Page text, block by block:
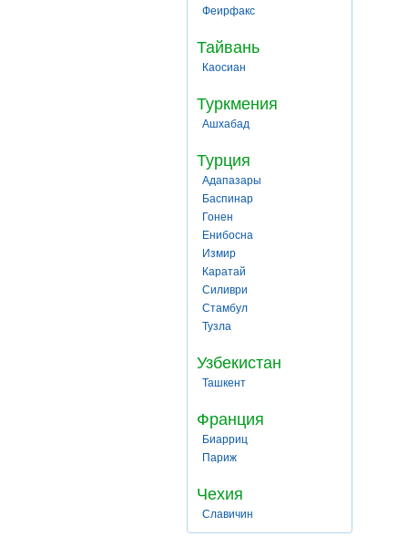
Феирфакс
Тайвань
Каосиан
Туркмения
Ашхабад
Турция
Адапазары
Баспинар
Гонен
Енибосна
Измир
Каратай
Силиври
Стамбул
Тузла
Узбекистан
Ташкент
Франция
Биарриц
Париж
Чехия
Славичин